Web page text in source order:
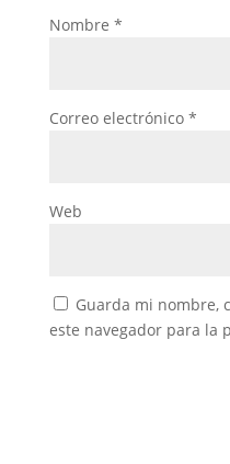
Nombre *
Correo electrónico *
Web
Guarda mi nombre,
este navegador para la